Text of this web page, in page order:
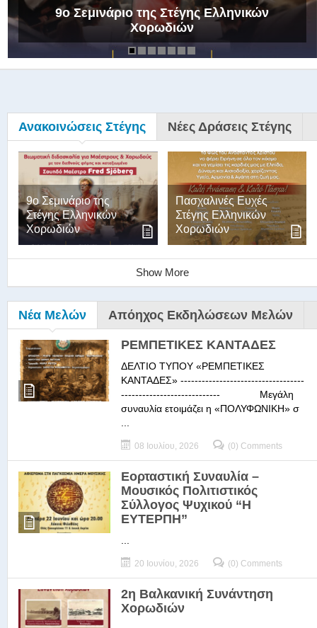
9ο Σεμινάριο της Στέγης Ελληνικών
Χορωδιών
Ανακοινώσεις Στέγης Νέες Δράσεις Στέγης
9ο Σεμινάριο της
Στέγης Ελληνικών
Χορωδιών
Πασχαλινές Ευχές
Στέγης Ελληνικών
Χορωδιών
Show More
Νέα Μελών Απόηχος Εκδηλώσεων Μελών
ΡΕΜΠΕΤΙΚΕΣ ΚΑΝΤΑΔΕΣ
ΔΕΛΤΙΟ ΤΥΠΟΥ «ΡΕΜΠΕΤΙΚΕΣ
ΚΑΝΤΑΔΕΣ» -----------------------------------
---------------------------- Μεγάλη
συναυλία ετοιμάζει η «ΠΟΛΥΦΩΝΙΚΗ» σ
08 Ιουλίου, 2026 (0) Comments
Εορταστική Συναυλία –
Μουσικός Πολιτιστικός
Σύλλογος Ψυχικού “Η
ΕΥΤΕΡΠΗ”
20 Ιουνίου, 2026 (0) Comments
2η Βαλκανική Συνάντηση
Χορωδιών